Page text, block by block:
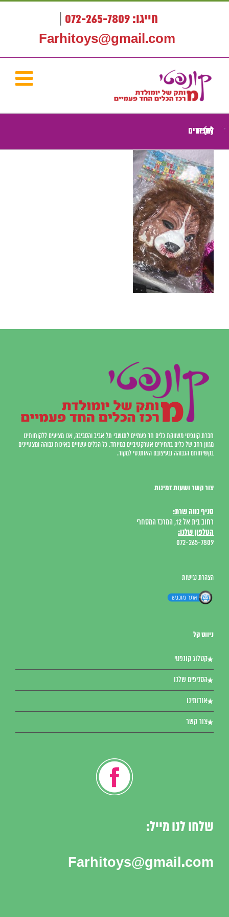
דלג
חייגו: 072-265-7809
Farhitoys@gmail.com
אביזרים לחגים (6)
חברת קונפטי משווקת כלים חד פעמיים לתושבי תל אביב והסביבה, אנו מציעים ללקוחותינו
מגוון רחב של כלים במחירים אטרקטיביים במיוחד. כל הכלים עשויים באיכות גבוהה ומצטיינים
בקשיחותם הגבוהה ובעיצובם האותנטי למקור.
צור קשר ושעות זמינות
סניף נווה שרת:
רחוב בית אל 12, המרכז המסחרי
הטלפון שלנו:
072-265-7809
הצהרת נגישות
ניווט קל
קטלוג קונפטי
הסניפים שלנו
אודותינו
צור קשר
שלחו לנו מייל:
Farhitoys@gmail.com